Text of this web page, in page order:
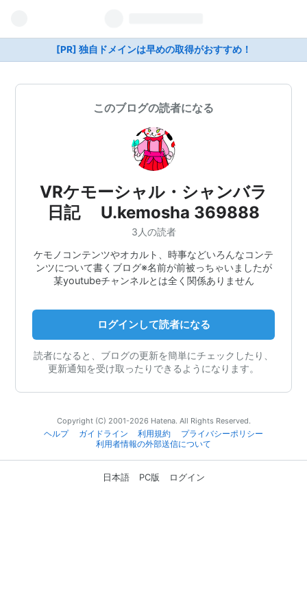
[PR] 独自ドメインは早めの取得がおすすめ！
このブログの読者になる
VRケモーシャル・シャンバラ
日記 U.kemosha 369888
3人の読者
ケモノコンテンツやオカルト、時事などいろんなコンテ
ンツについて書くブログ※名前が前被っちゃいましたが
某youtubeチャンネルとは全く関係ありません
ログインして読者になる
読者になると、ブログの更新を簡単にチェックしたり、
更新通知を受け取ったりできるようになります。
Copyright (C) 2001-2026 Hatena. All Rights Reserved.
ヘルプ
ガイドライン 利用規約
プライバシーポリシー
利用者情報の外部送信について
日本語 PC版 ログイン